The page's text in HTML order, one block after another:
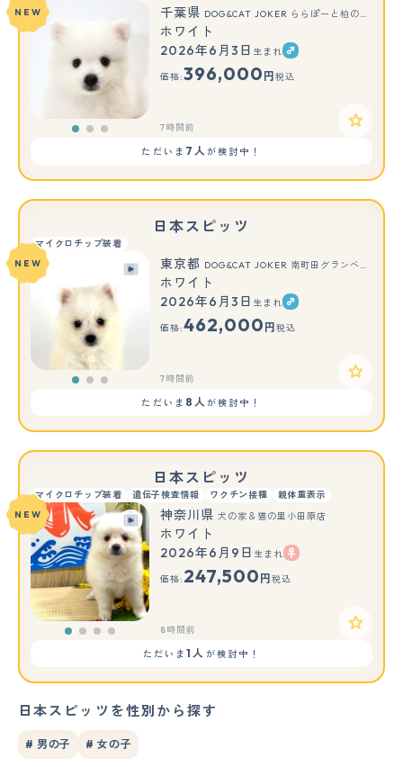
もっと見る
NEW 千葉県 DOG&CAT JOKER ららぽーと柏の葉店
ホワイト
2026年6月3日 生まれ
価格:396,000 円 税込
7時間前
ただいま 7人が検討中！
日本スピッツ
マイクロチップ装着
もっと見る
NEW 東京都 DOG&CAT JOKER 南町田グランベリーパーク店
ホワイト
2026年6月3日 生まれ
価格:462,000 円 税込
7時間前
ただいま 8人が検討中！
日本スピッツ
マイクロチップ装着 遺伝子検査情報 ワクチン接種
親体重表示
NEW
神奈川県 犬の家＆猫の里小田原店
ホワイト
2026年6月9日 生まれ
価格: 247,500 円 税込
8時間前
ただいま1人 が検討中！
日本スピッツを性別から探す
# 男の子 # 女の子